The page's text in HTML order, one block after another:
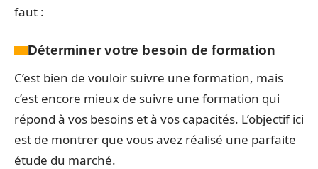
faut :
Déterminer votre besoin de formation
C’est bien de vouloir suivre une formation, mais
c’est encore mieux de suivre une formation qui
répond à vos besoins et à vos capacités. L’objectif ici
est de montrer que vous avez réalisé une parfaite
étude du marché.